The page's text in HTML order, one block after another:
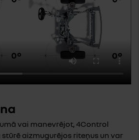
vai manevrējot, 4Control
aizmugurējos riteņus un var